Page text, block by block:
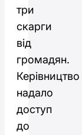
три
скарги
від
громадян.
Керівництво
надало
доступ
до